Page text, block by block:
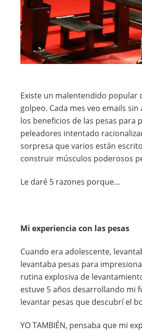
Existe un malentendido popular
golpeo. Cada mes veo emails
los beneficios de las pesas para
peleadores intentado
sorpresa que varios están
construir músculos poderosos
Le daré 5 razones porque…
Mi experiencia con las pesas
Cuando era adolescente,
levantaba pesas para
rutina explosiva de
estuve 5 años desarrollando mi
levantar pesas que descubrí el
YO TAMBIÉN, pensaba que mi